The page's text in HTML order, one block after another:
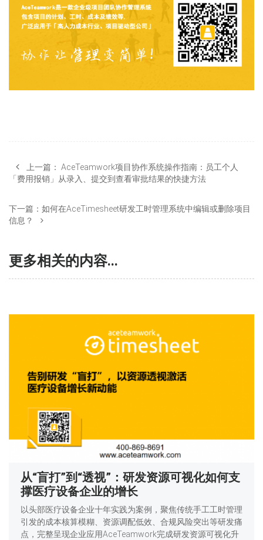
上一篇： AceTeamwork项目协作系统操作指南：员工个人
「费用报销」从录入、提交到查看审批结果的快捷方法
下一篇： 如何在AceTimesheet研发工时管理系统中编辑或删除项目
信息？
更多相关的内容...
从“盲打”到“透视”：研发资源可视化如何支
撑医疗设备企业的增长
以头部医疗设备企业十年实践为案例，聚焦传统手工工时管理
引发的成本核算模糊、资源调配低效、合规风险突出等研发痛
点，完整呈现企业应用AceTeamwork完成研发资源可视化升